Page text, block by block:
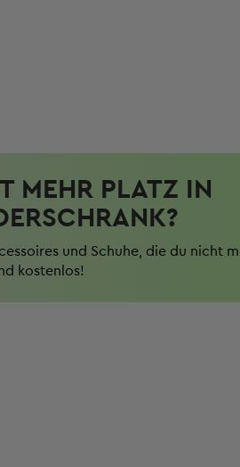
MEHR PLATZ IN
und Schuhe, die du nicht
kostenlos!